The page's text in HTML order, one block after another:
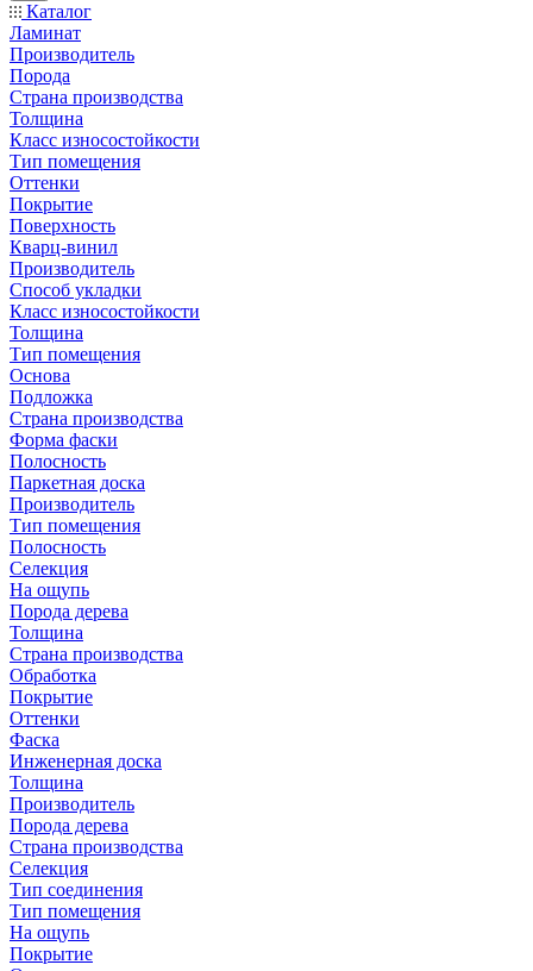
Каталог
Ламинат
Производитель
Порода
Страна производства
Толщина
Класс износостойкости
Тип помещения
Оттенки
Покрытие
Поверхность
Кварц-винил
Производитель
Способ укладки
Класс износостойкости
Толщина
Тип помещения
Основа
Подложка
Страна производства
Форма фаски
Полосность
Паркетная доска
Производитель
Тип помещения
Полосность
Селекция
На ощупь
Порода дерева
Толщина
Страна производства
Обработка
Покрытие
Оттенки
Фаска
Инженерная доска
Толщина
Производитель
Порода дерева
Страна производства
Селекция
Тип соединения
Тип помещения
На ощупь
Покрытие